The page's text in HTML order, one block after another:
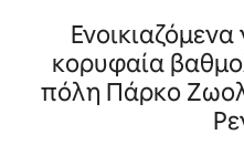
κορυφαία
πόλη Πάρκο